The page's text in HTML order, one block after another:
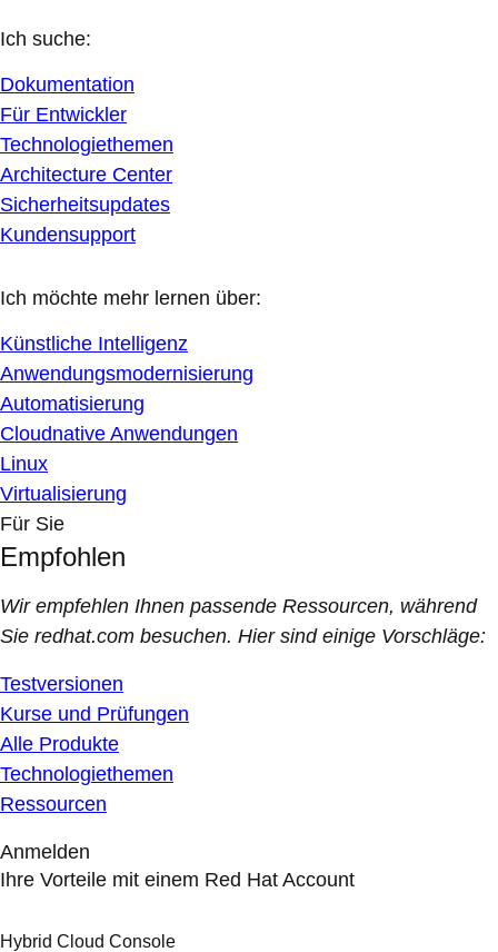
Ich suche:
Dokumentation
Für Entwickler
Technologiethemen
Architecture Center
Sicherheitsupdates
Kundensupport
Ich möchte mehr lernen über:
Künstliche Intelligenz
Anwendungsmodernisierung
Automatisierung
Cloudnative Anwendungen
Linux
Virtualisierung
Für Sie
Empfohlen
Wir empfehlen Ihnen passende Ressourcen, während
Sie redhat.com besuchen. Hier sind einige Vorschläge:
Testversionen
Kurse und Prüfungen
Alle Produkte
Technologiethemen
Ressourcen
Anmelden
Ihre Vorteile mit einem Red Hat Account
Hybrid Cloud Console